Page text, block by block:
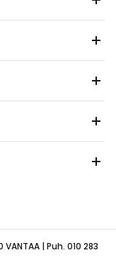
| Puh. 010 283